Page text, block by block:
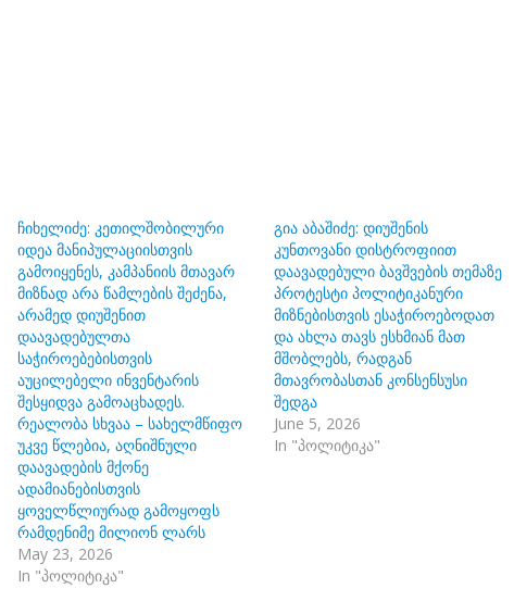
ჩიხელიძე: კეთილშობილური
იდეა მანიპულაციისთვის
გამოიყენეს, კამპანიის მთავარ
მიზნად არა წამლების შეძენა,
არამედ დიუშენით
დაავადებულთა
საჭიროებებისთვის
აუცილებელი ინვენტარის
შესყიდვა გამოაცხადეს.
რეალობა სხვაა – სახელმწიფო
უკვე წლებია, აღნიშნული
დაავადების მქონე
ადამიანებისთვის
ყოველწლიურად გამოყოფს
რამდენიმე მილიონ ლარს
May 23, 2026
In "პოლიტიკა"
გია აბაშიძე: დიუშენის
კუნთოვანი დისტროფიით
დაავადებული ბავშვების თემაზე
პროტესტი პოლიტიკანური
მიზნებისთვის ესაჭიროებოდათ
და ახლა თავს ესხმიან მათ
მშობლებს, რადგან
მთავრობასთან კონსენსუსი
შედგა
June 5, 2026
In "პოლიტიკა"